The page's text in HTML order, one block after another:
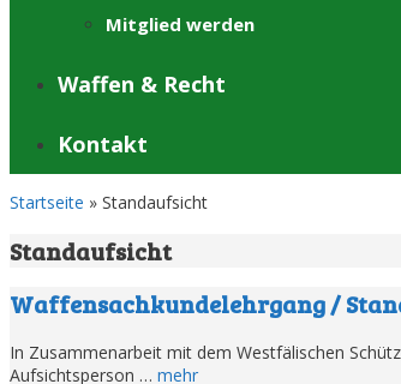
Mitglied werden
Waffen & Recht
Kontakt
Startseite » Standaufsicht
Standaufsicht
Waffensachkundelehrgang /
In Zusammenarbeit mit dem Westfälischen
Aufsichtsperson … mehr